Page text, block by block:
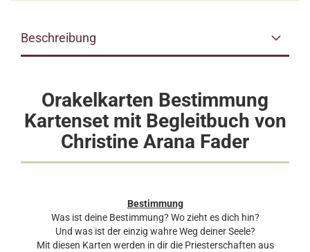
Beschreibung
Orakelkarten Bestimmung
Kartenset mit Begleitbuch von
Christine Arana Fader
Bestimmung
Was ist deine Bestimmung? Wo zieht es dich hin?
Und was ist der einzig wahre Weg deiner Seele?
Mit diesen Karten werden in dir die Priesterschaften aus